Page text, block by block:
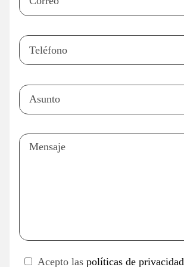
Acepto las políticas de privacidad